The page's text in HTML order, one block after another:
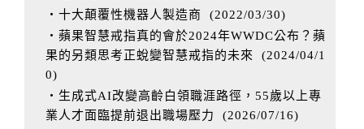
‧十大顛覆性機器人製造商
(2022/03/30)
‧蘋果智慧戒指真的會於2024年WWDC公布？蘋
果的另類思考正蛻變智慧戒指的未來
(2024/04/1
0)
‧生成式AI改變高齡白領職涯路徑，55歲以上專
業人才面臨提前退出職場壓力
(2026/07/16)